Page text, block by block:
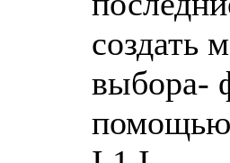
создать
выбора-